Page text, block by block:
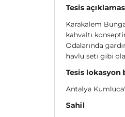
Tesis
Karakalem
kahvaltı
Odalarında
havlu seti gibi
Tesis lokasyon
Antalya
Sahil